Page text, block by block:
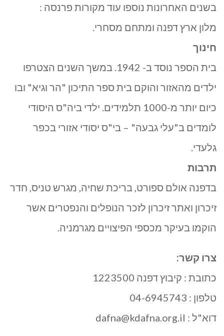
בשנים האחרונות נוספו עוד מקורות פרנסה :
מלון ארץ דפנה ומתחם מסחרי.
חינוך
בית הספר נוסד ב- 1942. במשך השנים הצטרפו
ילדים מהאזור והוקם בית ספר התיכון "הר וגיא" ובו
כיום יותר מ-1000 תלמידים. ילדי ביה"ס היסודי
לומדים ב"עלי גבעה" – בי"ס יסודי אזורי בכפר
גלעדי.
תרבות
בדפנה אולם ספורט, בריכת שחיה, מגרש טניס, חדר
זיכרון ואתר זיכרון לזכר הנופלים והנפטרים אשר
הוקמו בעיקר מכספי הפיצויים מגרמניה.
צרו קשר:
כתובת : קיבוץ דפנה 1223500
טלפון : 04-6945743
דוא"ל : dafna@kdafna.org.il